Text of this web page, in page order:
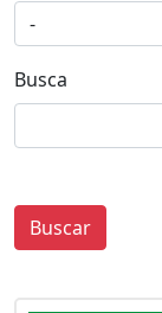
Busca
Buscar